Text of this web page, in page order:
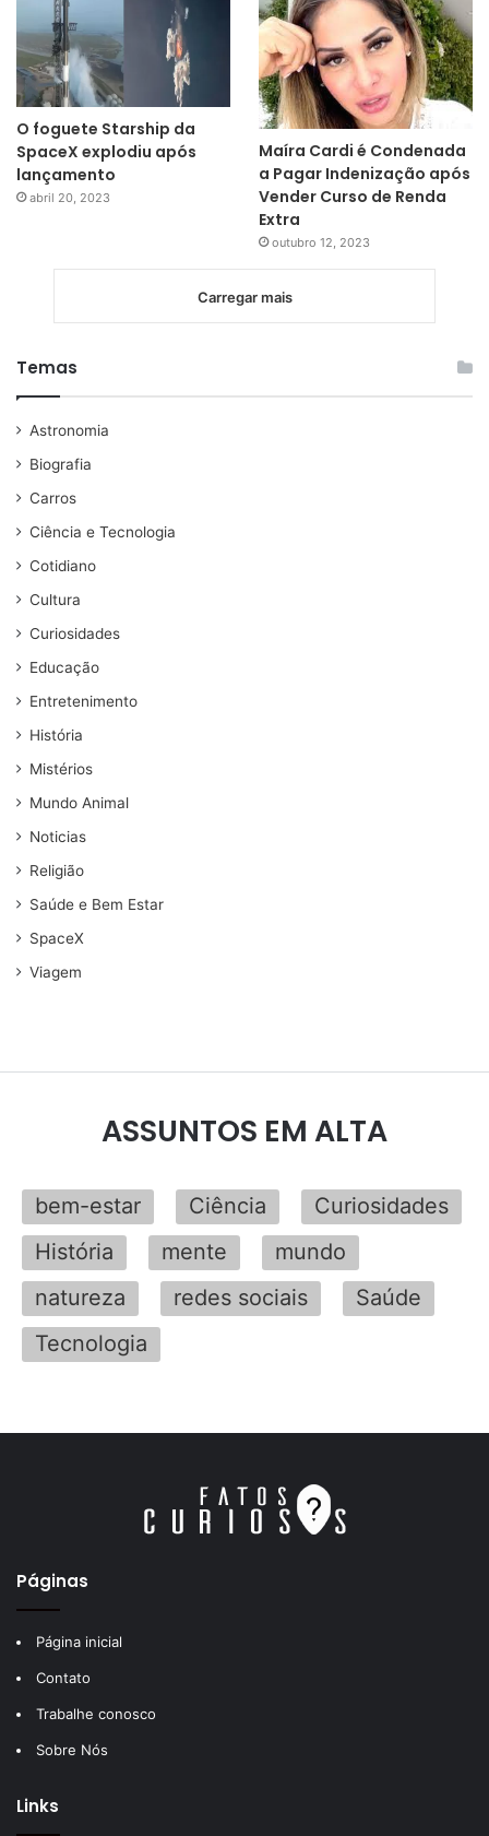
O foguete Starship da
SpaceX explodiu após
lançamento
abril 20, 2023
Maíra Cardi é Condenada
a Pagar Indenização após
Vender Curso de Renda
Extra
outubro 12, 2023
Carregar mais
Temas
Astronomia
Biografia
Carros
Ciência e Tecnologia
Cotidiano
Cultura
Curiosidades
Educação
Entretenimento
História
Mistérios
Mundo Animal
Noticias
Religião
Saúde e Bem Estar
SpaceX
Viagem
ASSUNTOS EM ALTA
bem-estar Ciência
Curiosidades
História
mente
mundo
natureza
redes sociais
Saúde
Tecnologia
Páginas
Página inicial
Contato
Trabalhe conosco
Sobre Nós
Links